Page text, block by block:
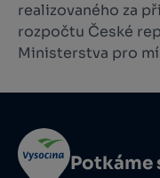
realizovaného za
rozpočtu České
Ministerstva pro
Potkáme